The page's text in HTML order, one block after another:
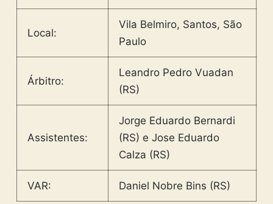
Local:
Vila Belmiro, Santos, São
Paulo
Árbitro:
Leandro Pedro Vuadan
(RS)
Assistentes:
Jorge Eduardo Bernardi
(RS) e Jose Eduardo
Calza (RS)
VAR: Daniel Nobre Bins (RS)